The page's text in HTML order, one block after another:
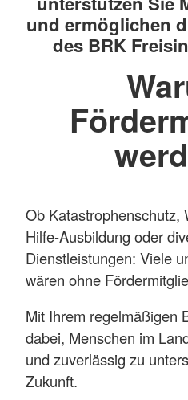
und ermöglichen
des BRK
Ob Katastrophenschutz,
Hilfe-Ausbildung oder
Dienstleistungen: Viele
wären ohne
Mit Ihrem regelmäßigen
dabei, Menschen im
und zuverlässig zu
Zukunft.